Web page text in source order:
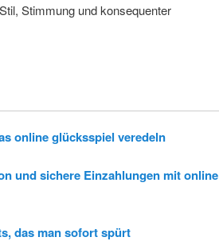
Stimmung und konsequenter
online glücksspiel veredeln
und sichere Einzahlungen mit online
das man sofort spürt